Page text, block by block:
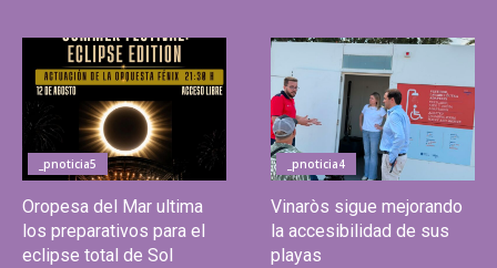
_pnoticia5
Oropesa del Mar ultima
los preparativos para el
eclipse total de Sol
_pnoticia4
Vinaròs sigue mejorando
la accesibilidad de sus
playas